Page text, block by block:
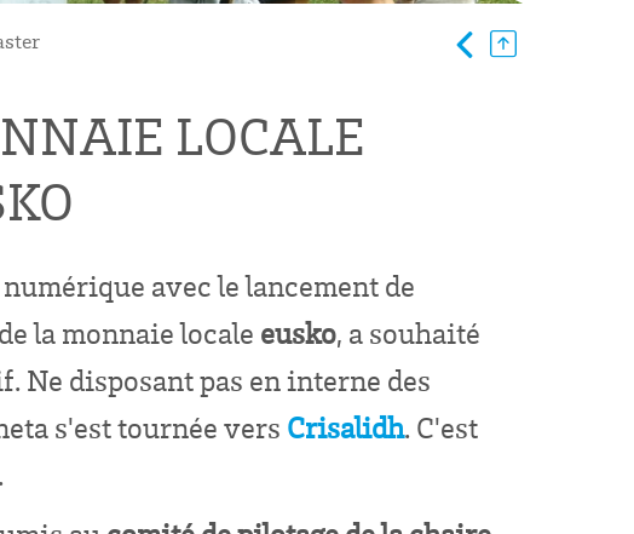
LOCALE
avec le lancement de
la monnaie locale eusko, a souhaité
Ne disposant pas en interne des
s'est tournée vers Crisalidh. C'est